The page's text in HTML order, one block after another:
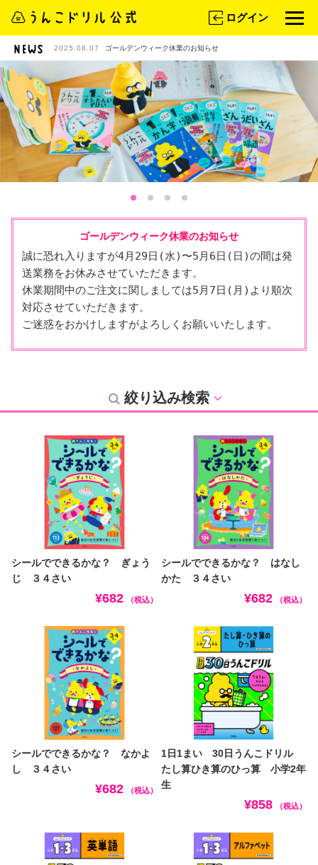
ログイン
2025.08.07 ゴールデンウィーク休業のお知らせ
ゴールデンウィーク休業のお知らせ
誠に恐れ入りますが4月29日(水)〜5月6日(日)の間は発
送業務をお休みさせていただきます。
休業期間中のご注文に関しましては5月7日(月)より順次
対応させていただきます。
ご迷惑をおかけしますがよろしくお願いいたします。
絞り込み検索
シールでできるかな？ ぎょう
じ ３４さい
¥682 （税込）
シールでできるかな？ はなし
かた ３４さい
¥682 （税込）
シールでできるかな？ なかよ
し ３４さい
¥682 （税込）
1日1まい 30日うんこドリル
たし算ひき算のひっ算 小学2年
生
¥858 （税込）